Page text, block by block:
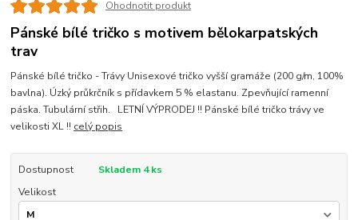
Ohodnotit produkt
Pánské bílé tričko s motivem bělokarpatských
trav
Pánské bílé tričko - Trávy Unisexové tričko vyšší gramáže (200 g/m, 100%
bavlna). Úzký průkrčník s přídavkem 5 % elastanu. Zpevňující ramenní
páska. Tubulární střih. LETNÍ VÝPRODEJ !! Pánské bílé tričko trávy ve
velikosti XL !! celý popis
Dostupnost
Skladem 4 ks
Velikost